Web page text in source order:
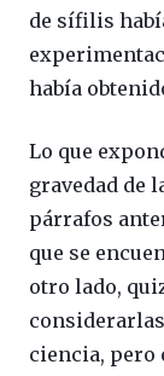
de sífilis
había
Lo que
gravedad de
párrafos
que se
otro lado,
ciencia, pero